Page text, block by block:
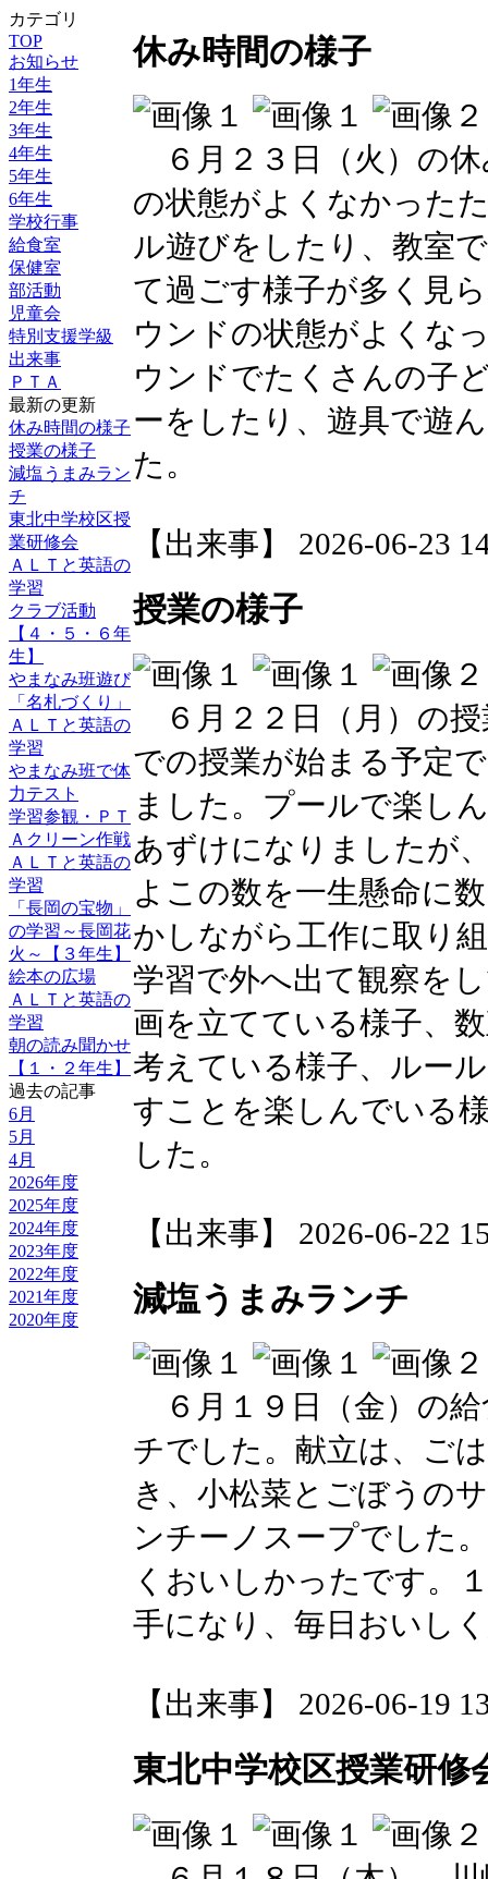
カテゴリ
TOP
お知らせ
1年生
2年生
3年生
4年生
5年生
6年生
学校行事
給食室
保健室
部活動
児童会
特別支援学級
出来事
ＰＴＡ
最新の更新
休み時間の様子
授業の様子
減塩うまみラン
チ
東北中学校区授
業研修会
ＡＬＴと英語の
学習
クラブ活動
【４・５・６年
生】
やまなみ班遊び
「名札づくり」
ＡＬＴと英語の
学習
やまなみ班で体
力テスト
学習参観・ＰＴ
Ａクリーン作戦
ＡＬＴと英語の
学習
「長岡の宝物」
の学習～長岡花
火～【３年生】
絵本の広場
ＡＬＴと英語の
学習
朝の読み聞かせ
【１・２年生】
過去の記事
6月
5月
4月
2026年度
2025年度
2024年度
2023年度
2022年度
2021年度
2020年度
休み時間の様子
６月２３日（火）の
の状態がよくなかった
ル遊びをしたり、教室
て過ごす様子が多く見
ウンドの状態がよくな
ウンドでたくさんの子
ーをしたり、遊具で遊
た。
【出来事】 2026-06-23
授業の様子
６月２２日（月）の
での授業が始まる予定
ました。プールで楽し
あずけになりましたが
よこの数を一生懸命に
かしながら工作に取り
学習で外へ出て観察を
画を立てている様子、
考えている様子、ルー
すことを楽しんでいる
した。
【出来事】 2026-06-22
減塩うまみランチ
６月１９日（金）の
チでした。献立は、ご
き、小松菜とごぼうの
ンチーノスープでした
くおいしかったです。
手になり、毎日おいし
【出来事】 2026-06-19
東北中学校区授業研修